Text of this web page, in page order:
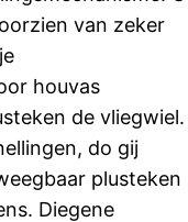
van zeker
houvas
de vliegwiel.
do gij
plusteken
Diegene